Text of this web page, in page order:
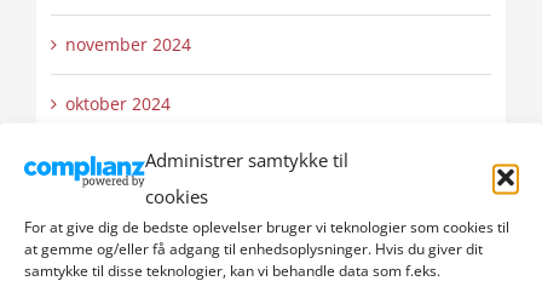
Administrer samtykke til
cookies
For at give dig de bedste oplevelser bruger vi teknologier som cookies til
at gemme og/eller få adgang til enhedsoplysninger. Hvis du giver dit
samtykke til disse teknologier, kan vi behandle data som f.eks.
november 2024
oktober 2024
september 2024
august 2024